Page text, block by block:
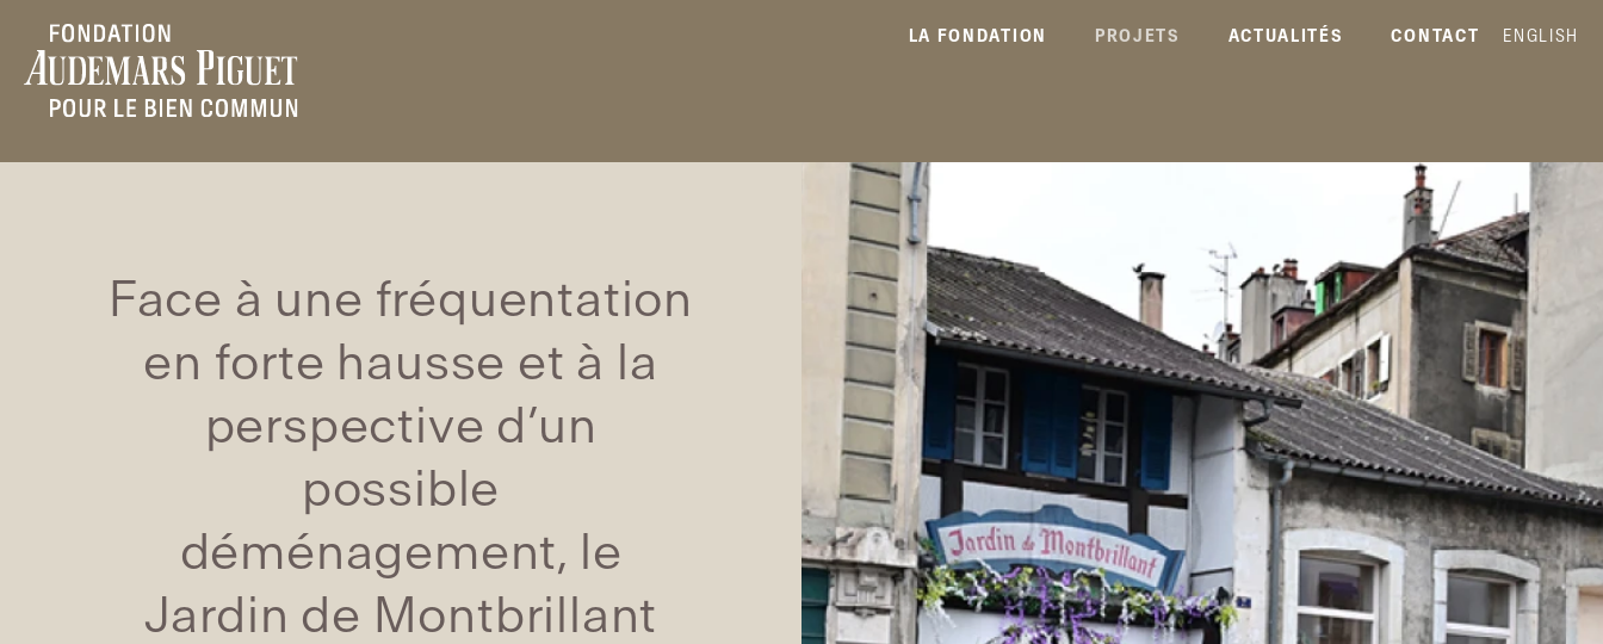
LA FONDATION PROJETS ACTUALITÉS CONTACT ENGLISH
Face à une fréquentation
en forte hausse et à la
perspective d’un
possible
déménagement, le
Jardin de Montbrillant